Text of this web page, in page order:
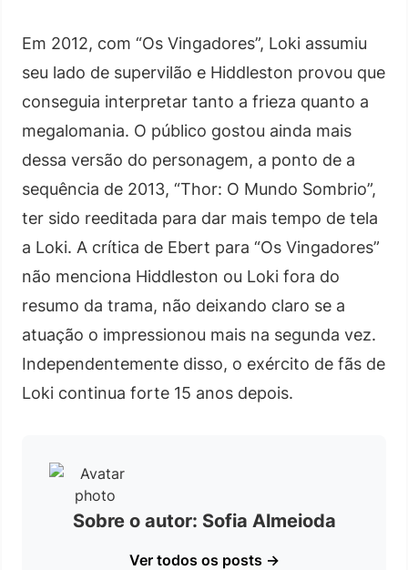
Em 2012, com “Os Vingadores”, Loki assumiu
seu lado de supervilão e Hiddleston provou que
conseguia interpretar tanto a frieza quanto a
megalomania. O público gostou ainda mais
dessa versão do personagem, a ponto de a
sequência de 2013, “Thor: O Mundo Sombrio”,
ter sido reeditada para dar mais tempo de tela
a Loki. A crítica de Ebert para “Os Vingadores”
não menciona Hiddleston ou Loki fora do
resumo da trama, não deixando claro se a
atuação o impressionou mais na segunda vez.
Independentemente disso, o exército de fãs de
Loki continua forte 15 anos depois.
Sobre o autor: Sofia Almeioda
Ver todos os posts →